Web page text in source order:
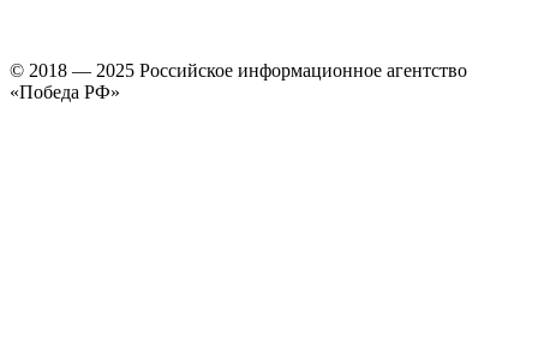
© 2018 — 2025 Российское информационное агентство
«Победа РФ»